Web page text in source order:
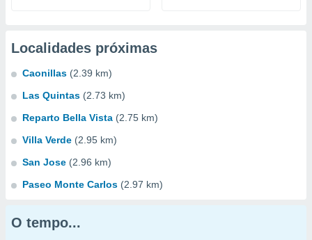
Localidades próximas
Caonillas (2.39 km)
Las Quintas (2.73 km)
Reparto Bella Vista (2.75 km)
Villa Verde (2.95 km)
San Jose (2.96 km)
Paseo Monte Carlos (2.97 km)
O tempo...